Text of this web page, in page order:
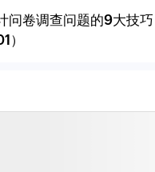
问卷调查问题的9大技巧
）